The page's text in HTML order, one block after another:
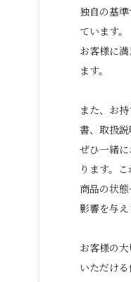
独自の基
ています。
お客様に
ます。
また、お
書、取扱説
ぜひ一緒
ります。
商品の状
影響を与え
お客様の
いただける